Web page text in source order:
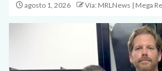
agosto 1, 2026 Vía: MRLNews | Mega